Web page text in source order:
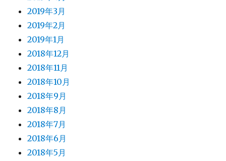
2019年3月
2019年2月
2019年1月
2018年12月
2018年11月
2018年10月
2018年9月
2018年8月
2018年7月
2018年6月
2018年5月